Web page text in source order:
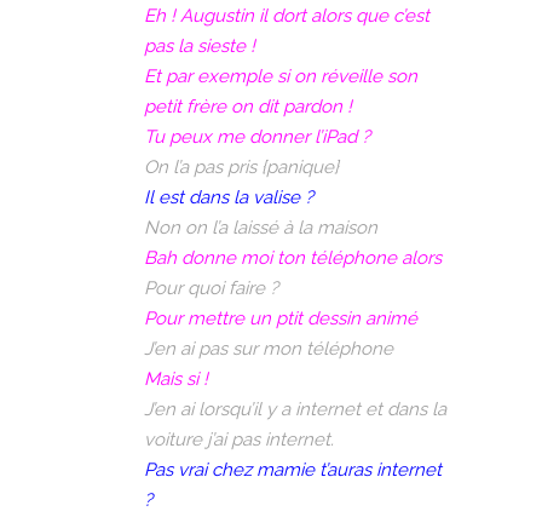
Eh ! Augustin il dort alors que c’est
pas la sieste !
Et par exemple si on réveille son
petit frère on dit pardon !
Tu peux me donner l’iPad ?
On l’a pas pris {panique}
Il est dans la valise ?
Non on l’a laissé à la maison
Bah donne moi ton téléphone alors
Pour quoi faire ?
Pour mettre un ptit dessin animé
J’en ai pas sur mon téléphone
Mais si !
J’en ai lorsqu’il y a internet et dans la
voiture j’ai pas internet.
Pas vrai chez mamie t’auras internet
?